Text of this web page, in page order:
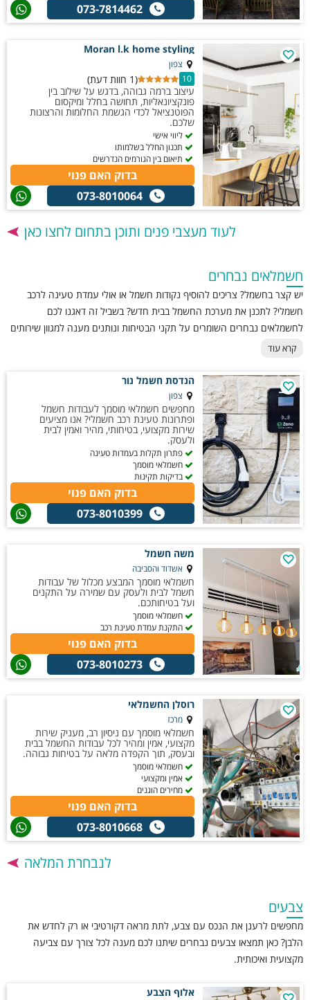
073-7814462
Moran l.k home styling
צפון
10
(1 חוות דעת)
עיצוב ברמה גבוהה, בדגש על שילוב בין
פונקציונאליות, תחושה בחלל ומיקסום
הפוטנציאל לכדי הגשמת החלומות והרצונות
שלכם.
ליווי אישי
תכנון החלל בשלמותו
תיאום בין הגורמים הנדרשים
בדוק האם פנוי
073-8010064
לעוד מעצבי פנים ותוכן בתחום לחצו כאן
חשמלאים נבחרים
יש קצר בחשמל? צריכים להוסיף נקודות חשמל או אולי עמדת טעינה לרכב
חשמלי? לתכנן את מערכת החשמל בבית חדש? בשביל זה דאגנו לכם
לחשמלאים נבחרים השומרים על תקני הבטיחות ונותנים מענה למגוון שירותים
שונים בתחום החשמל.
קרא עוד
הנדסת חשמל נור
צפון
מחפשים חשמלאי מוסמך לעבודות חשמל
ופתרונות טעינת רכב חשמלי? אנו מציעים
שירות מקצועי, בטיחותי, מהיר ואמין לבית
ולעסק.
פתרון תקלות בעמדות טעינה
חשמלאי מוסמך
בדיקות תקינות
בדוק האם פנוי
073-8010399
משה חשמל
אשדוד והסביבה
חשמלאי מוסמך המבצע מכלול של עבודות
חשמל לבית ולעסק עם שמירה על התקנים
ועל בטיחותכם.
חשמלאי מוסמך
התקנת עמדת טעינת רכב
בדוק האם פנוי
073-8010273
רוסלן החשמלאי
מרכז
חשמלאי מוסמך עם ניסיון רב, מעניק שירות
מקצועי, אמין ומהיר לכל עבודות החשמל בבית
ובעסק, תוך הקפדה מלאה על בטיחות גבוהה.
חשמלאי מוסמך
אמין ומקצועי
מחירים הוגנים
בדוק האם פנוי
073-8010668
לנבחרת המלאה
צבעים
מחפשים לרענן את הנכס עם צבע, לתת מראה דקורטיבי או רק לחדש את
הלבן? כאן תמצאו צבעים נבחרים שיתנו לכם מענה לכל צורך עם צביעה
מקצועית ואיכותית.
אלוף הצבע